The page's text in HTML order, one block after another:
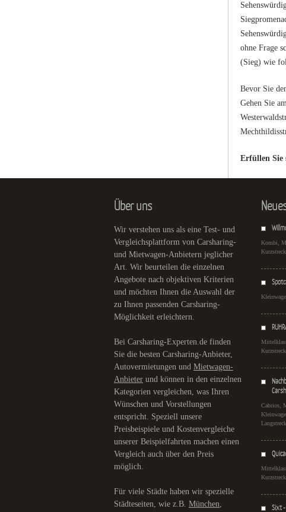
ohne Frage
(Sieg) wie
Bevor Sie
Gehen Sie
Erfüllen Sie
Über uns
Wir verstehen uns als eine Test- und
Vergleichsplattform von Carsharing-
und Mietwagen-Anbietern jeglicher
Art. Wir beurteilen die einzelnen
Angebote nach objektiven Kriterien
und möchten Ihnen die Auswahl der
zu Ihnen passenden Carsharing-
Möglichkeit erleichtern.
Bei Carsharing-Experten.de finden
Sie die besten Carsharing-Anbieter,
Autovermietungen und Mietwagen-
Anbieter und können in den einzelnen
Kategorien vergleichen, was Ihren
Wünschen und Vorstellungen
entspricht. Speziell unsere
Preisbeispiele und Kostenvergleiche
unserer Beispielfahrten machen einen
Vergleich auch über den Preis
möglich.
Für viele Städte haben wir spezielle
Städteseiten, wie z.B. München,
Kombi,
Cabrios,
Sixt